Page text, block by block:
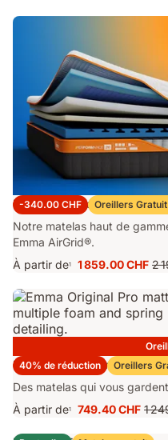
-340.00 CHF Oreillers
Matelas Emma
Notre matelas haut de
Emma AirGrid®.
À partir de1
Prix
1 859.00 CHF
2
2
40% de réduction
Oreillers
Matelas Emma Original Pro
Des matelas qui vous
À partir de1
Prix
749.40 CHF
749.40 CHF Prix
1